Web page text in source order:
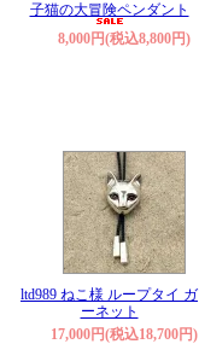
子猫の大冒険ペンダント
8,000円(税込8,800円)
ltd989 ねこ様 ループタイ ガ
ーネット
17,000円(税込18,700円)